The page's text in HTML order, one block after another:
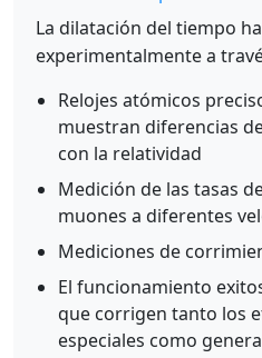
La dilatación del tiempo
experimentalmente a
Relojes atómicos
muestran diferencias
con la relatividad
Medición de las tasas
muones a diferentes
Mediciones de
El funcionamiento
que corrigen tanto los
especiales como